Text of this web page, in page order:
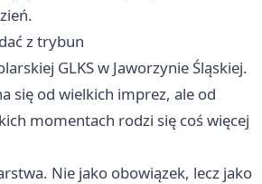
z trybun
GLKS w Jaworzynie Śląskiej.
się od wielkich imprez, ale od
momentach rodzi się coś więcej
Nie jako obowiązek, lecz jako